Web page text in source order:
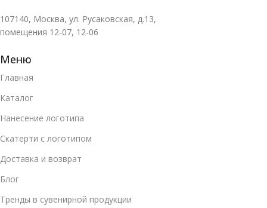
107140, Москва, ул. Русаковская, д.13,
помещения 12-07, 12-06
Меню
Главная
Каталог
Нанесение логотипа
Скатерти с логотипом
Доставка и возврат
Блог
Тренды в сувенирной продукции